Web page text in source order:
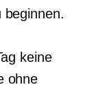
keine
ohne